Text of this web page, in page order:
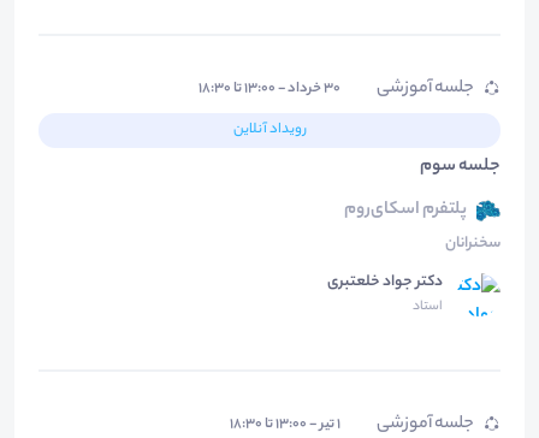
جلسه آموزشی
۳۰ خرداد - ۱۳:۰۰ تا ۱۸:۳۰
رویداد آنلاین
جلسه سوم
پلتفرم اسکای‌روم
سخنرانان
دکتر جواد خلعتبری
استاد
جلسه آموزشی ۱ تیر - ۱۳:۰۰ تا ۱۸:۳۰